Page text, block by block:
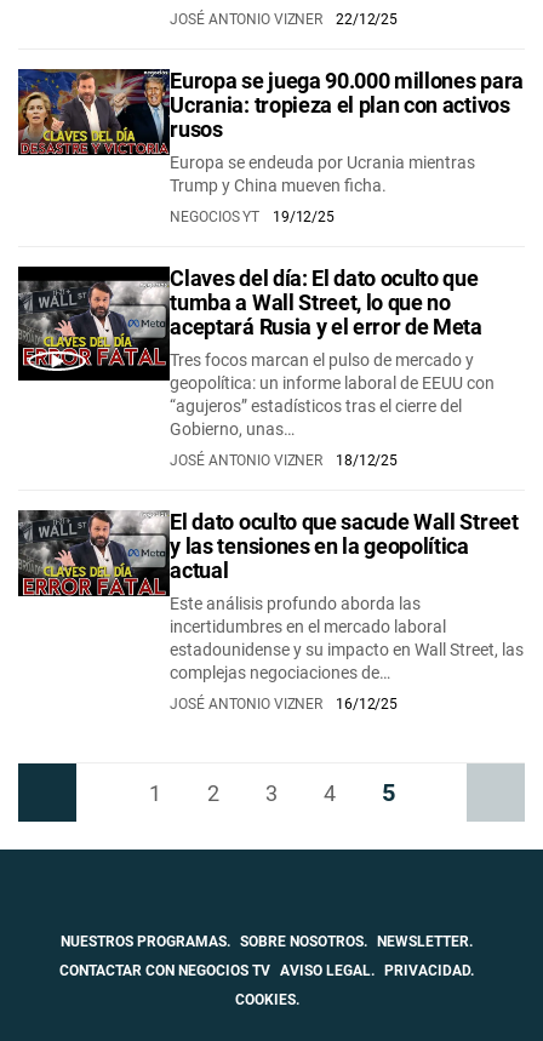
JOSÉ ANTONIO VIZNER 22/12/25
Europa se juega 90.000 millones para
Ucrania: tropieza el plan con activos
rusos
Europa se endeuda por Ucrania mientras
Trump y China mueven ficha.
NEGOCIOS YT 19/12/25
Claves del día: El dato oculto que
tumba a Wall Street, lo que no
aceptará Rusia y el error de Meta
Tres focos marcan el pulso de mercado y
geopolítica: un informe laboral de EEUU con
“agujeros” estadísticos tras el cierre del
Gobierno, unas…
JOSÉ ANTONIO VIZNER 18/12/25
El dato oculto que sacude Wall Street
y las tensiones en la geopolítica
actual
Este análisis profundo aborda las
incertidumbres en el mercado laboral
estadounidense y su impacto en Wall Street, las
complejas negociaciones de…
JOSÉ ANTONIO VIZNER 16/12/25
1 2 3 4 5
NUESTROS PROGRAMAS. SOBRE NOSOTROS.
NEWSLETTER.
CONTACTAR CON NEGOCIOS TV AVISO LEGAL.
PRIVACIDAD.
COOKIES.